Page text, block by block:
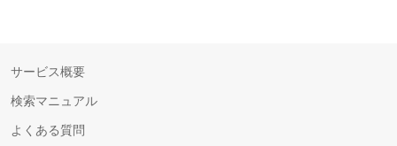
サービス概要
検索マニュアル
よくある質問